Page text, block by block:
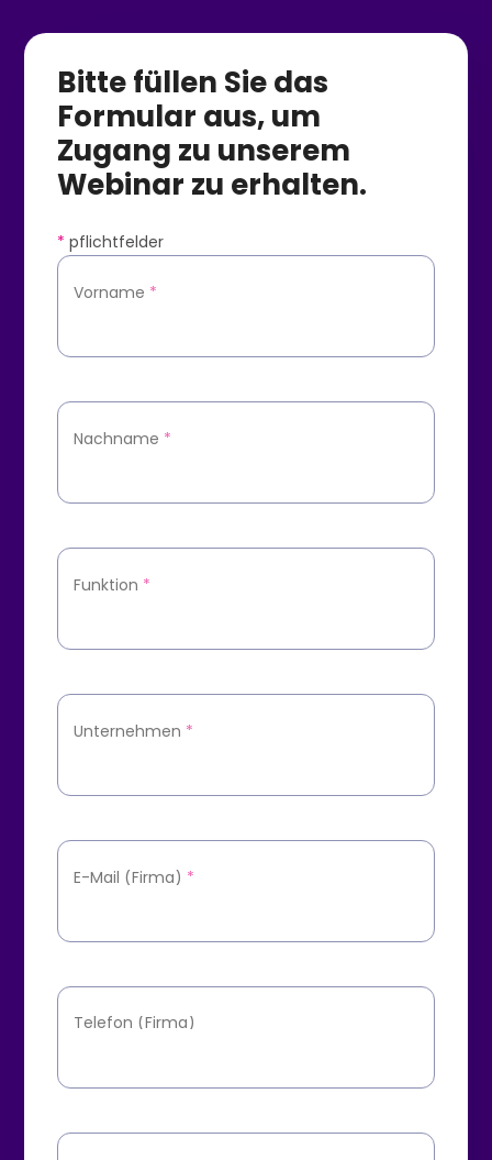
Bitte füllen Sie das
Formular aus, um
Zugang zu unserem
Webinar zu erhalten.
* pflichtfelder
Vorname *
Nachname *
Funktion *
Unternehmen *
E-Mail (Firma) *
Telefon (Firma)